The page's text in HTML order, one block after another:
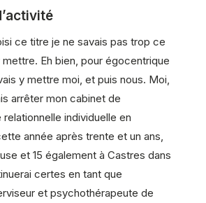
ce titre je ne savais pas trop ce
Eh bien, pour égocentrique
y mettre moi, et puis nous. Moi,
arrêter mon cabinet de
individuelle en
année après trente et un ans,
et 15 également à Castres dans
certes en tant que
et psychothérapeute de